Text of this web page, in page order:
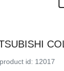
product id: 12017